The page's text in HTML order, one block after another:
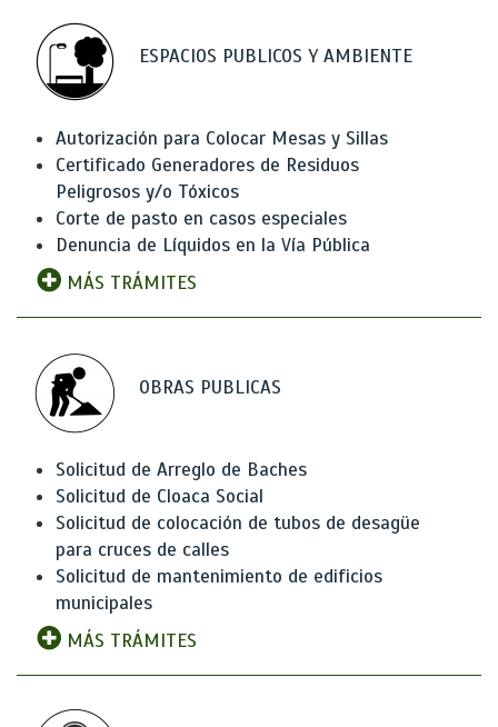
ESPACIOS PUBLICOS Y AMBIENTE
Autorización para Colocar Mesas y Sillas
Certificado Generadores de Residuos
Peligrosos y/o Tóxicos
Corte de pasto en casos especiales
Denuncia de Líquidos en la Vía Pública
MÁS TRÁMITES
OBRAS PUBLICAS
Solicitud de Arreglo de Baches
Solicitud de Cloaca Social
Solicitud de colocación de tubos de desagüe
para cruces de calles
Solicitud de mantenimiento de edificios
municipales
MÁS TRÁMITES